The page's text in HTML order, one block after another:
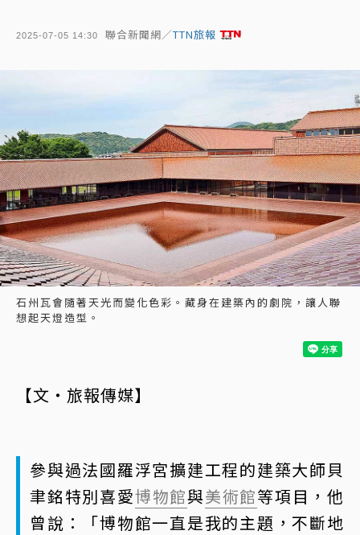
2025-07-05 14:30 聯合新聞網／TTN旅報
石州瓦會隨著天光而變化色彩。藏身在建築內的劇院，讓人聯
想起天燈造型。
【文・旅報傳媒】
參與過法國羅浮宮擴建工程的建築大師貝
聿銘特別喜愛博物館與美術館等項目，他
曾說：「博物館一直是我的主題，不斷地